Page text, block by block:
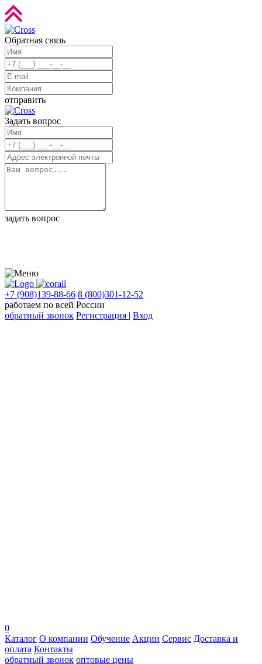
Обратная связь
отправить
Задать вопрос
задать вопрос
+7 (908)139-88-66 8 (800)301-12-52
работаем по всей России
обратный звонок Регистрация | Вход
0
Каталог О компании Обучение Акции Сервис Доставка и
оплата Контакты
обратный звонок оптовые цены